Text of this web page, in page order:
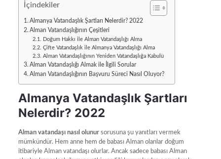
İçindekiler
Almanya Vatandaşlık Şartları Nelerdir? 2022
Alman Vatandaşlığının Çeşitleri
Doğum Hakkı ile Alman Vatandaşlığı Alma
Çifte Vatandaşlık ile Almanya Vatandaşlığı Alma
Alman Vatandaşlığının Yeniden Vatandaşlığa Kabulü
Alman Vatandaşlığı Almak ile İlgili Sorular
Alman Vatandaşlığının Başvuru Süreci Nasıl Oluyor?
Almanya Vatandaşlık Şartları
Nelerdir? 2022
Alman vatandaşı nasıl olunursorusuna şu yanıtları vermek
mümkündür. Hem anne hem de babası Alman olanlar doğum
itibariyle Alman vatandaşı olurlar. Ancak sadece babası Alman